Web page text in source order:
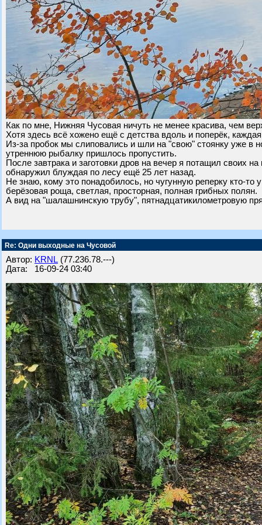
Как по мне, Нижняя Чусовая ничуть не менее красива, чем
Хотя здесь всё хожено ещё с детства вдоль и поперёк,
Из-за пробок мы слиповались и шли на "свою" стоянку уже в
утреннюю рыбалку пришлось пропустить.
После завтрака и заготовки дров на вечер я потащил своих
обнаружил блуждая по лесу ещё 25 лет назад.
Не знаю, кому это понадобилось, но чугунную реперку кто-
берёзовая роща, светлая, просторная, полная грибных полян.
А вид на "шалашнинскую трубу", пятнадцатикилометровую
Re: Одни выходные на Чусовой
Автор: KRNL (77.236.78.---)
Дата: 16-09-24 03:40